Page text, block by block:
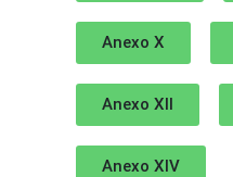
Anexo X
Anexo XII
Anexo XIV